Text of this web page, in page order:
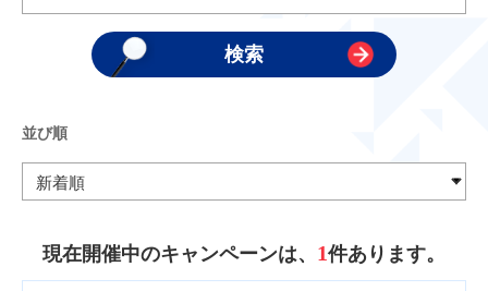
並び順
現在開催中のキャンペーンは、 1件あります。